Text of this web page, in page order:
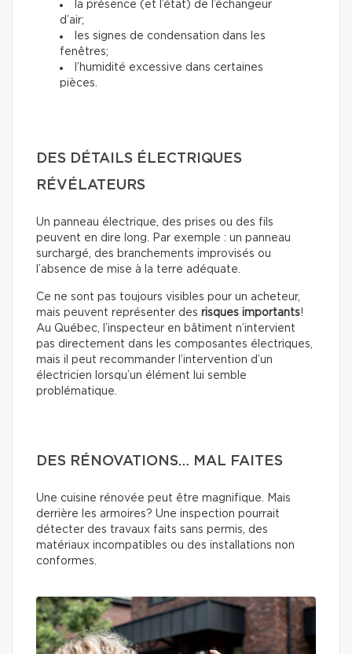
la présence (et l’état) de l’échangeur
d’air;
les signes de condensation dans les
fenêtres;
l’humidité excessive dans certaines
pièces.
DES DÉTAILS ÉLECTRIQUES
RÉVÉLATEURS
Un panneau électrique, des prises ou des fils
peuvent en dire long. Par exemple : un panneau
surchargé, des branchements improvisés ou
l’absence de mise à la terre adéquate.
Ce ne sont pas toujours visibles pour un acheteur,
mais peuvent représenter des risques importants!
Au Québec, l’inspecteur en bâtiment n’intervient
pas directement dans les composantes électriques,
mais il peut recommander l’intervention d’un
électricien lorsqu’un élément lui semble
problématique.
DES RÉNOVATIONS… MAL FAITES
Une cuisine rénovée peut être magnifique. Mais
derrière les armoires? Une inspection pourrait
détecter des travaux faits sans permis, des
matériaux incompatibles ou des installations non
conformes.